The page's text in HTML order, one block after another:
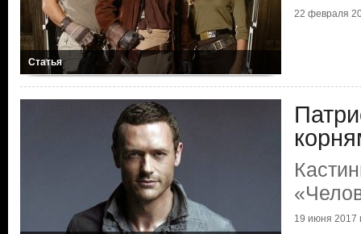
Статья
22 февраля
19 июня 2017